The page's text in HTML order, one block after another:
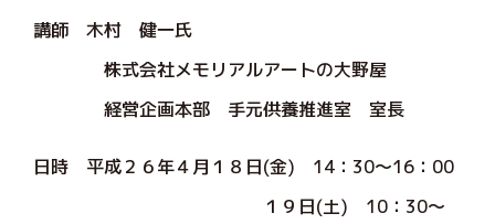
講師 木村 健一氏
株式会社メモリアルアートの大野屋
経営企画本部 手元供養推進室 室長
日時 平成２６年４月１８日(金) 14：30～16：00
１９日(土) 10：30～